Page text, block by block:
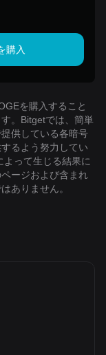
購入
を購入すること
。Bitgetでは、簡単
供している各暗号
るよう努力してい
よって生じる結果に
ージおよび含まれ
ありません。